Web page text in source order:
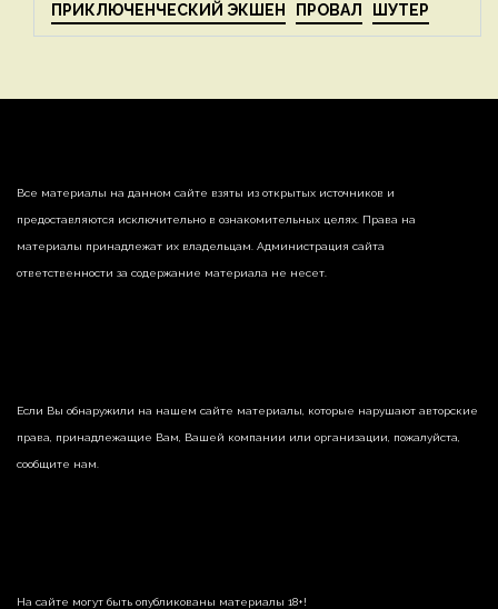
ПРИКЛЮЧЕНЧЕСКИЙ ЭКШЕН ПРОВАЛ ШУТЕР
Все материалы на данном сайте взяты из открытых источников и
предоставляются исключительно в ознакомительных целях. Права на
материалы принадлежат их владельцам. Администрация сайта
ответственности за содержание материала не несет.
Если Вы обнаружили на нашем сайте материалы, которые нарушают авторские
права, принадлежащие Вам, Вашей компании или организации, пожалуйста,
сообщите нам.
На сайте могут быть опубликованы материалы 18+!